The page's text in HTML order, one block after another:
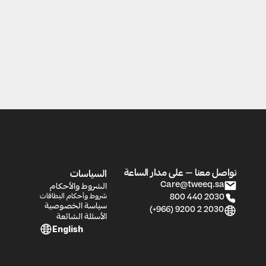
تواصل معنا — على مدار الساعة
Care@tweeq.sa
800 440 2030
(+966) 9200 2 2030
السياسات
الشروط والأحكام
شروط وأحكام البطاقات
سياسة الخصوصية
الأسئلة الشائعة
English